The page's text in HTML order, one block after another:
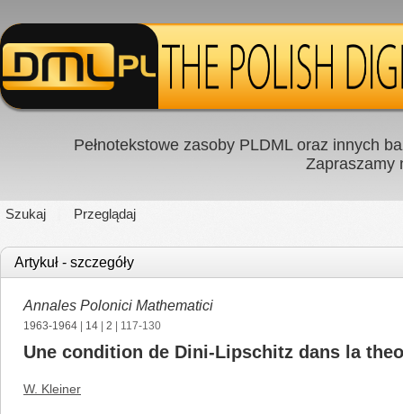
Pełnotekstowe zasoby PLDML oraz innych
Zapraszamy
Szukaj Przeglądaj
Artykuł - szczegóły
Annales Polonici Mathematici
1963-1964 14 2 | 117-130
Une condition de Dini-Lipschitz dans la
W. Kleiner